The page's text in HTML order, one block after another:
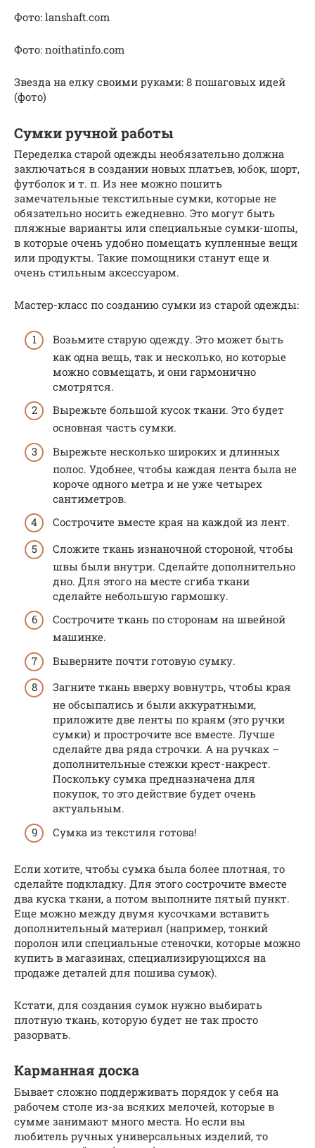
Фото: lanshaft.com
Фото: noithatinfo.com
Звезда на елку своими руками: 8 пошаговых идей
(фото)
Сумки ручной работы
Переделка старой одежды необязательно должна
заключаться в создании новых платьев, юбок, шорт,
футболок и т. п. Из нее можно пошить
замечательные текстильные сумки, которые не
обязательно носить ежедневно. Это могут быть
пляжные варианты или специальные сумки-шопы,
в которые очень удобно помещать купленные вещи
или продукты. Такие помощники станут еще и
очень стильным аксессуаром.
Мастер-класс по созданию сумки из старой одежды:
Возьмите старую одежду. Это может быть
как одна вещь, так и несколько, но которые
можно совмещать, и они гармонично
смотрятся.
Вырежьте большой кусок ткани. Это будет
основная часть сумки.
Вырежьте несколько широких и длинных
полос. Удобнее, чтобы каждая лента была не
короче одного метра и не уже четырех
сантиметров.
Сострочите вместе края на каждой из лент.
Сложите ткань изнаночной стороной, чтобы
швы были внутри. Сделайте дополнительно
дно. Для этого на месте сгиба ткани
сделайте небольшую гармошку.
Сострочите ткань по сторонам на швейной
машинке.
Выверните почти готовую сумку.
Загните ткань вверху вовнутрь, чтобы края
не обсыпались и были аккуратными,
приложите две ленты по краям (это ручки
сумки) и прострочите все вместе. Лучше
сделайте два ряда строчки. А на ручках –
дополнительные стежки крест-накрест.
Поскольку сумка предназначена для
покупок, то это действие будет очень
актуальным.
Сумка из текстиля готова!
Если хотите, чтобы сумка была более плотная, то
сделайте подкладку. Для этого сострочите вместе
два куска ткани, а потом выполните пятый пункт.
Еще можно между двумя кусочками вставить
дополнительный материал (например, тонкий
поролон или специальные стеночки, которые можно
купить в магазинах, специализирующихся на
продаже деталей для пошива сумок).
Кстати, для создания сумок нужно выбирать
плотную ткань, которую будет не так просто
разорвать.
Карманная доска
Бывает сложно поддерживать порядок у себя на
рабочем столе из-за всяких мелочей, которые в
сумме занимают много места. Но если вы
любитель ручных универсальных изделий, то